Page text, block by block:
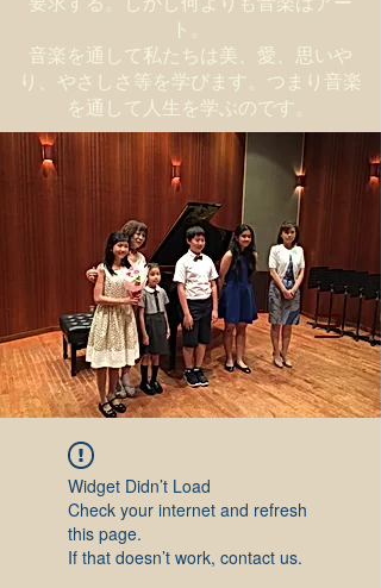
ト。
音楽を通して私たちは美、愛、思いや
り、やさしさ等を学びます。つまり音楽
を通して人生を学ぶのです。
Widget Didn’t Load
Check your internet and refresh
this page.
If that doesn’t work, contact us.